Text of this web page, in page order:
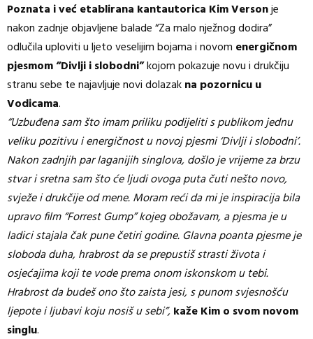
Poznata i već etablirana kantautorica Kim Versonje
nakon zadnje objavljene balade “Za malo nježnog dodira”
odlučila uploviti u ljeto veselijim bojama i novom energičnom
pjesmom “Divlji i slobodni”kojom pokazuje novu i drukčiju
stranu sebe te najavljuje novi dolazakna pozornicu u
Vodicama.
“Uzbuđena sam što imam priliku podijeliti s publikom jednu
veliku pozitivu i energičnost u novoj pjesmi ‘Divlji i slobodni’.
Nakon zadnjih par laganijih singlova, došlo je vrijeme za brzu
stvar i sretna sam što će ljudi ovoga puta čuti nešto novo,
svježe i drukčije od mene. Moram reći da mi je inspiracija bila
upravo film “Forrest Gump” kojeg obožavam, a pjesma je u
ladici stajala čak pune četiri godine. Glavna poanta pjesme je
sloboda duha, hrabrost da se prepustiš strasti života i
osjećajima koji te vode prema onom iskonskom u tebi.
Hrabrost da budeš ono što zaista jesi, s punom svjesnošću
ljepote i ljubavi koju nosiš u sebi”,kaže Kim o svom novom
singlu.